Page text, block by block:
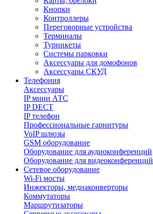
Кнопки
Контроллеры
Переговорные устройства
Терминалы
Турникеты
Системы парковки
Аксессуары для домофонов
Аксессуары СКУД
Телефония
Aксессуары
IP мини АТС
IP DECT
IP телефон
Профессиональные гарнитуры
VoIP шлюзы
GSM оборудование
Оборудование для аудиоконференций
Оборудование для видеоконференций
Сетевое оборудование
Wi-Fi мосты
Инжекторы, медиаконверторы
Коммутаторы
Маршрутизаторы